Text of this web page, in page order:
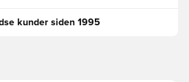
kunder siden 1995